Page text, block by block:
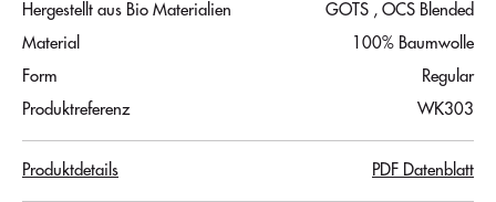
Hergestellt aus Bio Materialien
GOTS , OCS Blended
Material
100% Baumwolle
Form
Regular
Produktreferenz
WK303
Produktdetails PDF Datenblatt